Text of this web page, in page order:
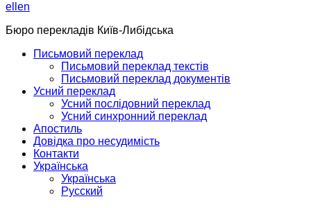
ellen
Бюро перекладів Київ-Либідська
Письмовий переклад
Письмовий переклад текстів
Письмовий переклад документів
Усний переклад
Усний послідовний переклад
Усний синхронний переклад
Апостиль
Довідка про несудимість
Контакти
Українська
Українська
Русский